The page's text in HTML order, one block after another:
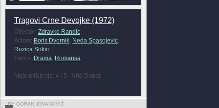
Tragovi Crne Devojke (1972)
Director: Zdravko Randic
Actors: Boris Dvornik, Neda Spasojevic,
Ruzica Sokic
Genre: Drama, Romansa
Moje mišljenje: 4 / 5 - Vrlo Dobar
BY GORAN JOVANOVIĆ